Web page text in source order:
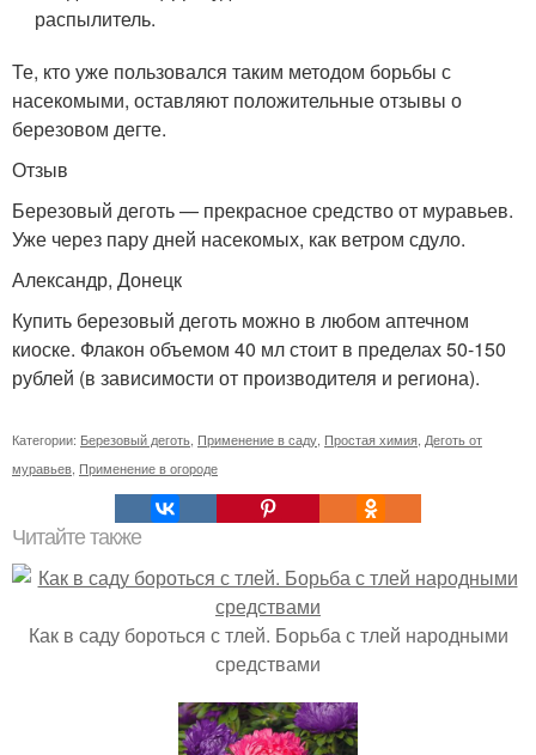
распылитель.
Те, кто уже пользовался таким методом борьбы с
насекомыми, оставляют положительные отзывы о
березовом дегте.
Отзыв
Березовый деготь — прекрасное средство от муравьев.
Уже через пару дней насекомых, как ветром сдуло.
Александр, Донецк
Купить березовый деготь можно в любом аптечном
киоске. Флакон объемом 40 мл стоит в пределах 50-150
рублей (в зависимости от производителя и региона).
Категории: Березовый деготь Применение в саду Простая химия Деготь от
муравьев Применение в огороде
Читайте также
Как в саду бороться с тлей. Борьба с тлей народными
средствами